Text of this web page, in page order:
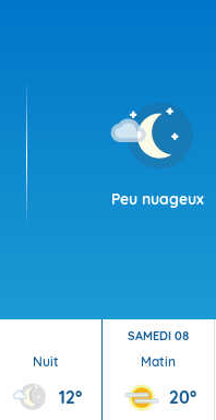
Peu nuageux
Nuit
12°
SAMEDI 08
Matin
20°